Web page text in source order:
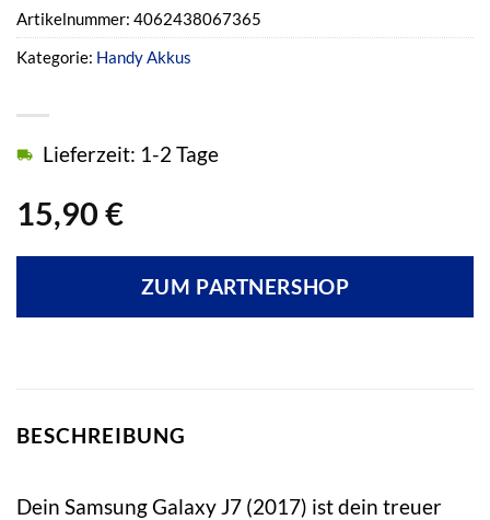
15,90 €
Lieferzeit: 1-2 Tage
ZUM PARTNERSHOP
Artikelnummer: 4062438067365
Kategorie: Handy Akkus
BESCHREIBUNG
Dein Samsung Galaxy J7 (2017) ist dein treuer